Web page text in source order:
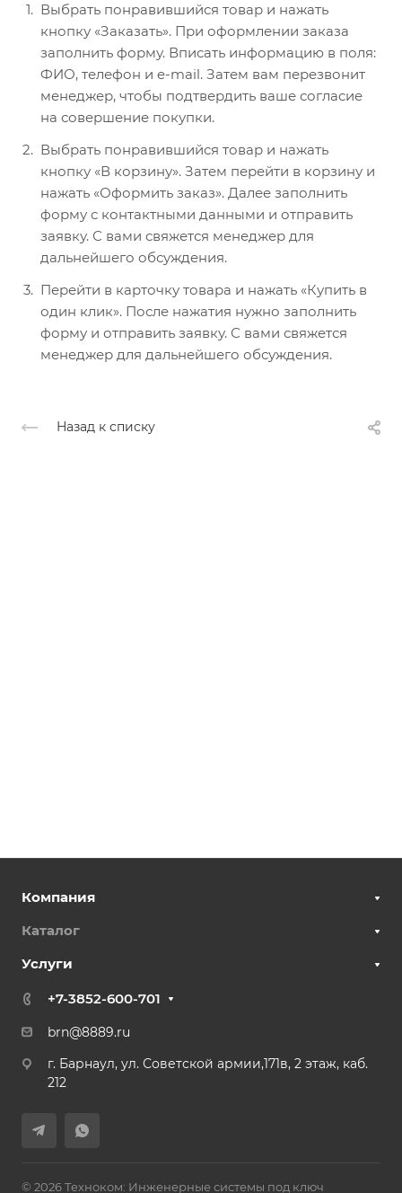
Выбрать понравившийся товар и нажать
кнопку «Заказать». При оформлении заказа
заполнить форму. Вписать информацию в поля:
ФИО, телефон и e-mail. Затем вам перезвонит
менеджер, чтобы подтвердить ваше согласие
на совершение покупки.
Выбрать понравившийся товар и нажать
кнопку «В корзину». Затем перейти в корзину и
нажать «Оформить заказ». Далее заполнить
форму с контактными данными и отправить
заявку. С вами свяжется менеджер для
дальнейшего обсуждения.
Перейти в карточку товара и нажать «Купить в
один клик». После нажатия нужно заполнить
форму и отправить заявку. С вами свяжется
менеджер для дальнейшего обсуждения.
Назад к списку
Компания
Каталог
Услуги
+7-3852-600-701
brn@8889.ru
г. Барнаул, ул. Советской армии,171в, 2 этаж, каб.
212
© 2026 Техноком: Инженерные системы под ключ